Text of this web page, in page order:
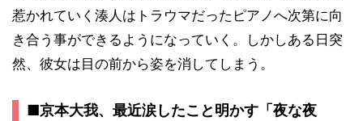
惹かれていく湊人はトラウマだったピアノへ次第に向
き合う事ができるようになっていく。しかしある日突
然、彼女は目の前から姿を消してしまう。
■京本大我、最近涙したこと明かす「夜な夜